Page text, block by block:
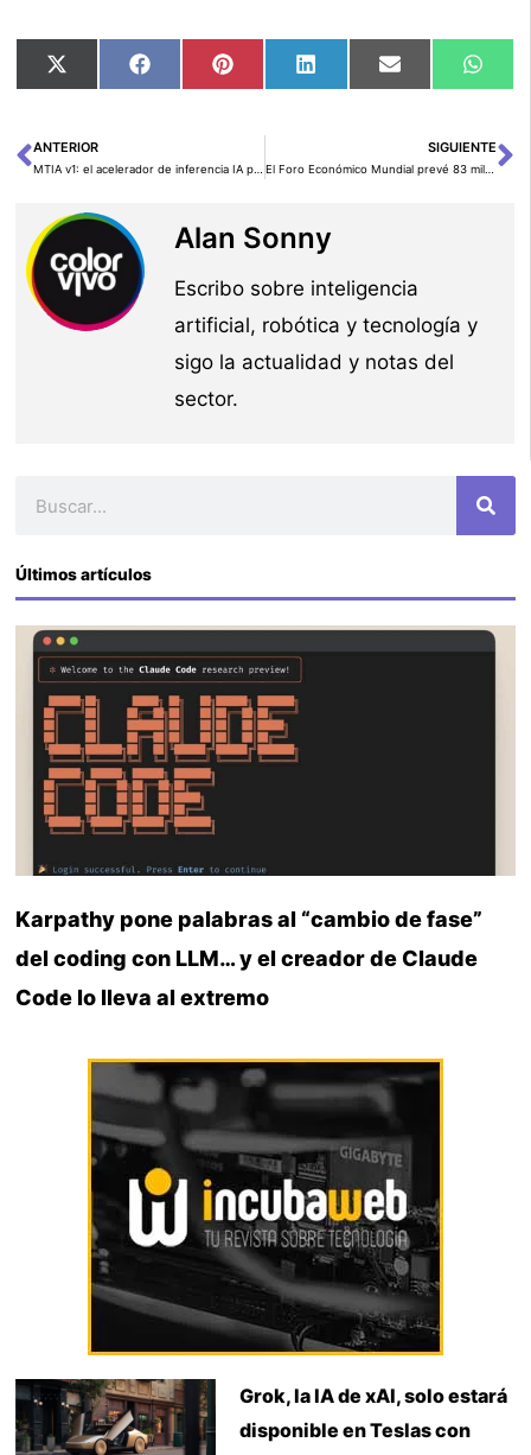
Compartir
en
X
Compartir
en
FacebookCompartir
en
PinterestCompartir
en
LinkedInCompartir
en
Email
en
Ant
ANTERIOR SIGUIENTE
Alan Sonny
Escribo sobre inteligencia
artificial, robótica y tecnología y
sigo la actualidad y notas del
sector.
Últimos artículos
Karpathy pone palabras al “cambio de fase”
del coding con LLM… y el creador de Claude
Code lo lleva al extremo
Grok, la IA de xAI, solo estará
disponible en Teslas con